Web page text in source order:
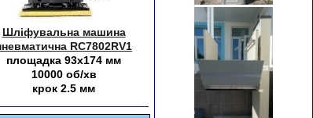
Шліфувальна машина
RC7802RV1
площадка 93х174 мм
10000 об/хв
крок 2.5 мм